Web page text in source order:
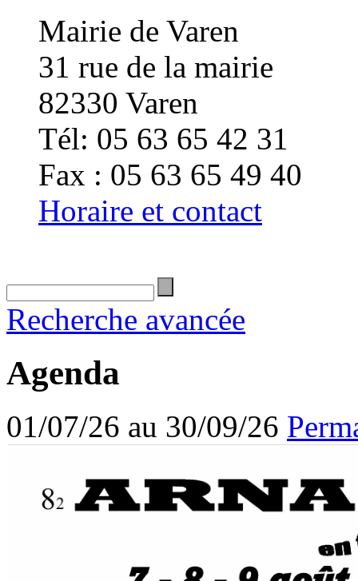
Mairie de Varen
31 rue de la mairie
82330 Varen
Tél: 05 63 65 42 31
Fax : 05 63 65 49 40
Horaire et contact
Recherche avancée
Agenda
01/07/26 au 30/09/26